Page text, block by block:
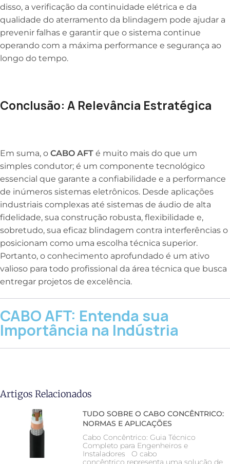
disso, a verificação da continuidade elétrica e da
qualidade do aterramento da blindagem pode ajudar a
prevenir falhas e garantir que o sistema continue
operando com a máxima performance e segurança ao
longo do tempo.
Conclusão: A Relevância Estratégica
Em suma, o CABO AFT é muito mais do que um
simples condutor; é um componente tecnológico
essencial que garante a confiabilidade e a performance
de inúmeros sistemas eletrônicos. Desde aplicações
industriais complexas até sistemas de áudio de alta
fidelidade, sua construção robusta, flexibilidade e,
sobretudo, sua eficaz blindagem contra interferências o
posicionam como uma escolha técnica superior.
Portanto, o conhecimento aprofundado é um ativo
valioso para todo profissional da área técnica que busca
entregar projetos de excelência.
CABO AFT: Entenda sua
Importância na Indústria
Artigos Relacionados
TUDO SOBRE O CABO CONCÊNTRICO:
NORMAS E APLICAÇÕES
Cabo Concêntrico: Guia Técnico
Completo para Engenheiros e
Instaladores O cabo
concêntrico representa uma solução de